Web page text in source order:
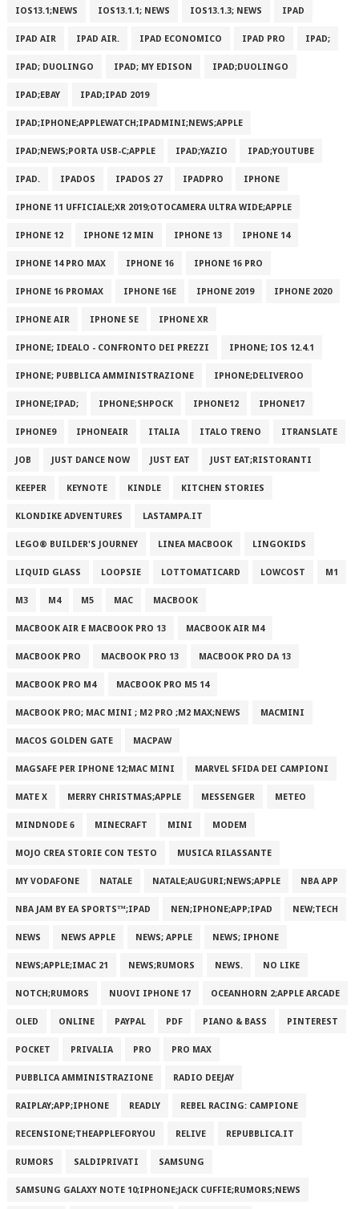
IOS13.1;NEWS IOS13.1.1; NEWS IOS13.1.3; NEWS IPAD
IPAD AIR IPAD AIR. IPAD ECONOMICO IPAD PRO IPAD;
IPAD; DUOLINGO IPAD; MY EDISON IPAD;DUOLINGO
IPAD;EBAY IPAD;IPAD 2019
IPAD;IPHONE;APPLEWATCH;IPADMINI;NEWS;APPLE
IPAD;NEWS;PORTA USB-C;APPLE IPAD;YAZIO IPAD;YOUTUBE
IPAD. IPADOS IPADOS 27 IPADPRO IPHONE
IPHONE 11 UFFICIALE;XR 2019;OTOCAMERA ULTRA WIDE;APPLE
IPHONE 12 IPHONE 12 MIN IPHONE 13 IPHONE 14
IPHONE 14 PRO MAX IPHONE 16 IPHONE 16 PRO
IPHONE 16 PROMAX IPHONE 16E IPHONE 2019 IPHONE 2020
IPHONE AIR IPHONE SE IPHONE XR
IPHONE; IDEALO - CONFRONTO DEI PREZZI IPHONE; IOS 12.4.1
IPHONE; PUBBLICA AMMINISTRAZIONE IPHONE;DELIVEROO
IPHONE;IPAD; IPHONE;SHPOCK IPHONE12 IPHONE17
IPHONE9 IPHONEAIR ITALIA ITALO TRENO ITRANSLATE
JOB JUST DANCE NOW JUST EAT JUST EAT;RISTORANTI
KEEPER KEYNOTE KINDLE KITCHEN STORIES
KLONDIKE ADVENTURES LASTAMPA.IT
LEGO® BUILDER'S JOURNEY LINEA MACBOOK LINGOKIDS
LIQUID GLASS LOOPSIE LOTTOMATICARD LOWCOST M1
M3 M4 M5 MAC MACBOOK
MACBOOK AIR E MACBOOK PRO 13 MACBOOK AIR M4
MACBOOK PRO MACBOOK PRO 13 MACBOOK PRO DA 13
MACBOOK PRO M4 MACBOOK PRO M5 14
MACBOOK PRO; MAC MINI ; M2 PRO ;M2 MAX;NEWS MACMINI
MACOS GOLDEN GATE MACPAW
MAGSAFE PER IPHONE 12;MAC MINI MARVEL SFIDA DEI CAMPIONI
MATE X MERRY CHRISTMAS;APPLE MESSENGER METEO
MINDNODE 6 MINECRAFT MINI MODEM
MOJO CREA STORIE CON TESTO MUSICA RILASSANTE
MY VODAFONE NATALE NATALE;AUGURI;NEWS;APPLE NBA APP
NBA JAM BY EA SPORTS™;IPAD NEN;IPHONE;APP;IPAD NEW;TECH
NEWS NEWS APPLE NEWS; APPLE NEWS; IPHONE
NEWS;APPLE;IMAC 21 NEWS;RUMORS NEWS. NO LIKE
NOTCH;RUMORS NUOVI IPHONE 17 OCEANHORN 2;APPLE ARCADE
OLED ONLINE PAYPAL PDF PIANO & BASS PINTEREST
POCKET PRIVALIA PRO PRO MAX
PUBBLICA AMMINISTRAZIONE RADIO DEEJAY
RAIPLAY;APP;IPHONE READLY REBEL RACING: CAMPIONE
RECENSIONE;THEAPPLEFORYOU RELIVE REPUBBLICA.IT
RUMORS SALDIPRIVATI SAMSUNG
SAMSUNG GALAXY NOTE 10;IPHONE;JACK CUFFIE;RUMORS;NEWS